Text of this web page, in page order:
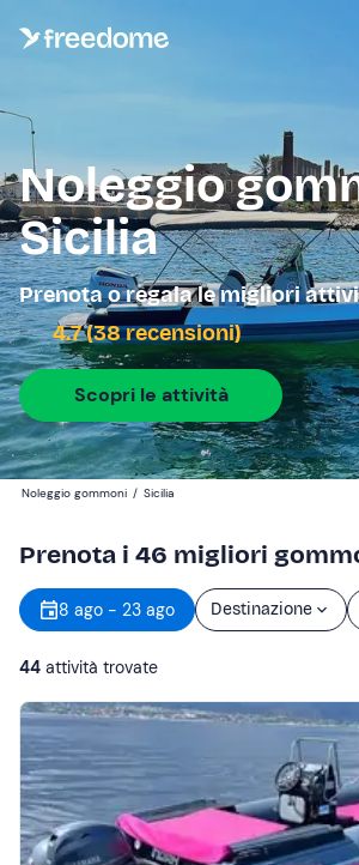
Noleggio
Sicilia
Prenota o regala le migliori
4.7 (38 recensioni)
Scopri le attività
Noleggio gommoni / Sicilia
Prenota i 46 migliori
8 ago - 23 ago Destinazione
44 attività trovate